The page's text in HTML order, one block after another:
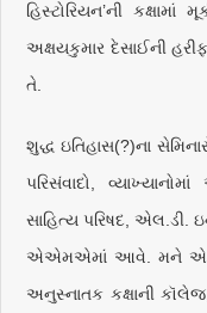
હિસ્ટોરિયન’ની
અક્ષયકુમાર દેસાઈની
તે.
શુદ્ધ ઇતિહાસ(?)ના
પરિસંવાદો,
સાહિત્ય પરિષદ, એલ.ડી.
એએમએમાં આવે. મને
અનુસ્નાતક કક્ષાની